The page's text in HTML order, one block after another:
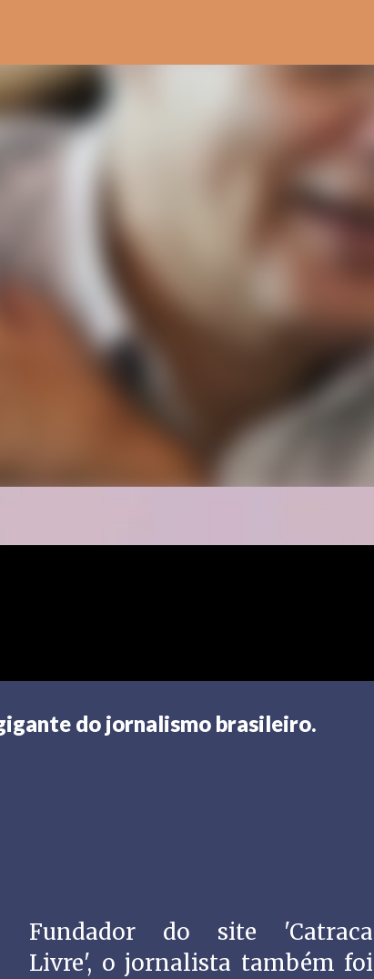
do jornalismo brasileiro.
Fundador do site 'Catraca
Livre', o jornalista também foi